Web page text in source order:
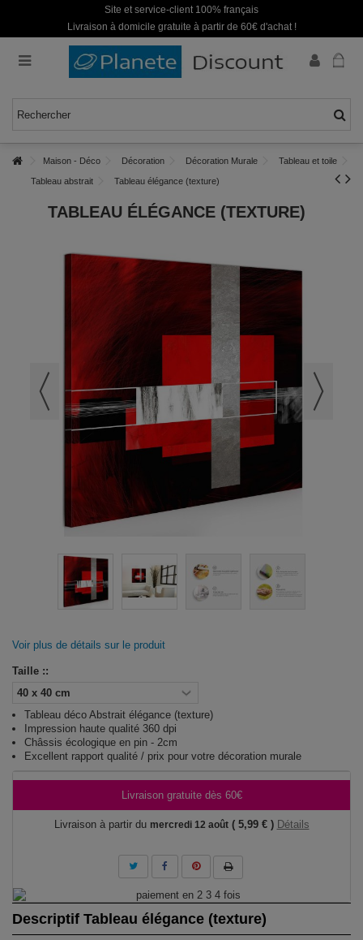
Site et service-client 100% français
Livraison à domicile gratuite à partir de 60€ d'achat !
Maison - Déco Décoration Décoration Murale Tableau et toile
Tableau abstrait Tableau élégance (texture)
TABLEAU ÉLÉGANCE (TEXTURE)
Voir plus de détails sur le produit
Taille ::
Tableau déco Abstrait élégance (texture)
Impression haute qualité 360 dpi
Châssis écologique en pin - 2cm
Excellent rapport qualité / prix pour votre décoration murale
Livraison gratuite dès 60€
Livraison à partir du mercredi 12 août ( 5,99 € ) Détails
Descriptif Tableau élégance (texture)